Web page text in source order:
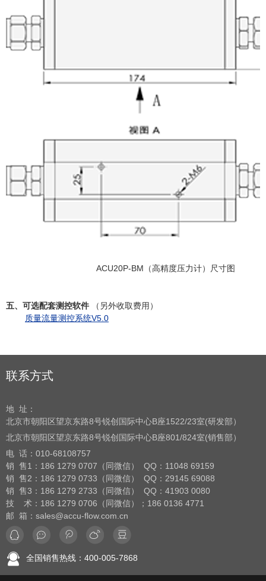
ACU20P-BM（高精度压力计）尺寸图
五、可选配套测控软件
（另外收取费用）
质量流量测控系统V5.0
联系方式
地 址：
北京市朝阳区望京东路8号锐创国际中心B座1522/23室(研发部）
北京市朝阳区望京东路8号锐创国际中心B座801/824室(销售部）
电 话： 010-68108757
销 售1：186 1279 0707（同微信） QQ：11048 69159
销 售2：186 1279 0733（同微信） QQ：29145 69088
销 售3：186 1279 2733（同微信） QQ：41903 0080
技 术：186 1279 0706（同微信）；186 0136 4771
邮 箱：sales@accu-flow.com.cn
全国销售热线：400-005-7868